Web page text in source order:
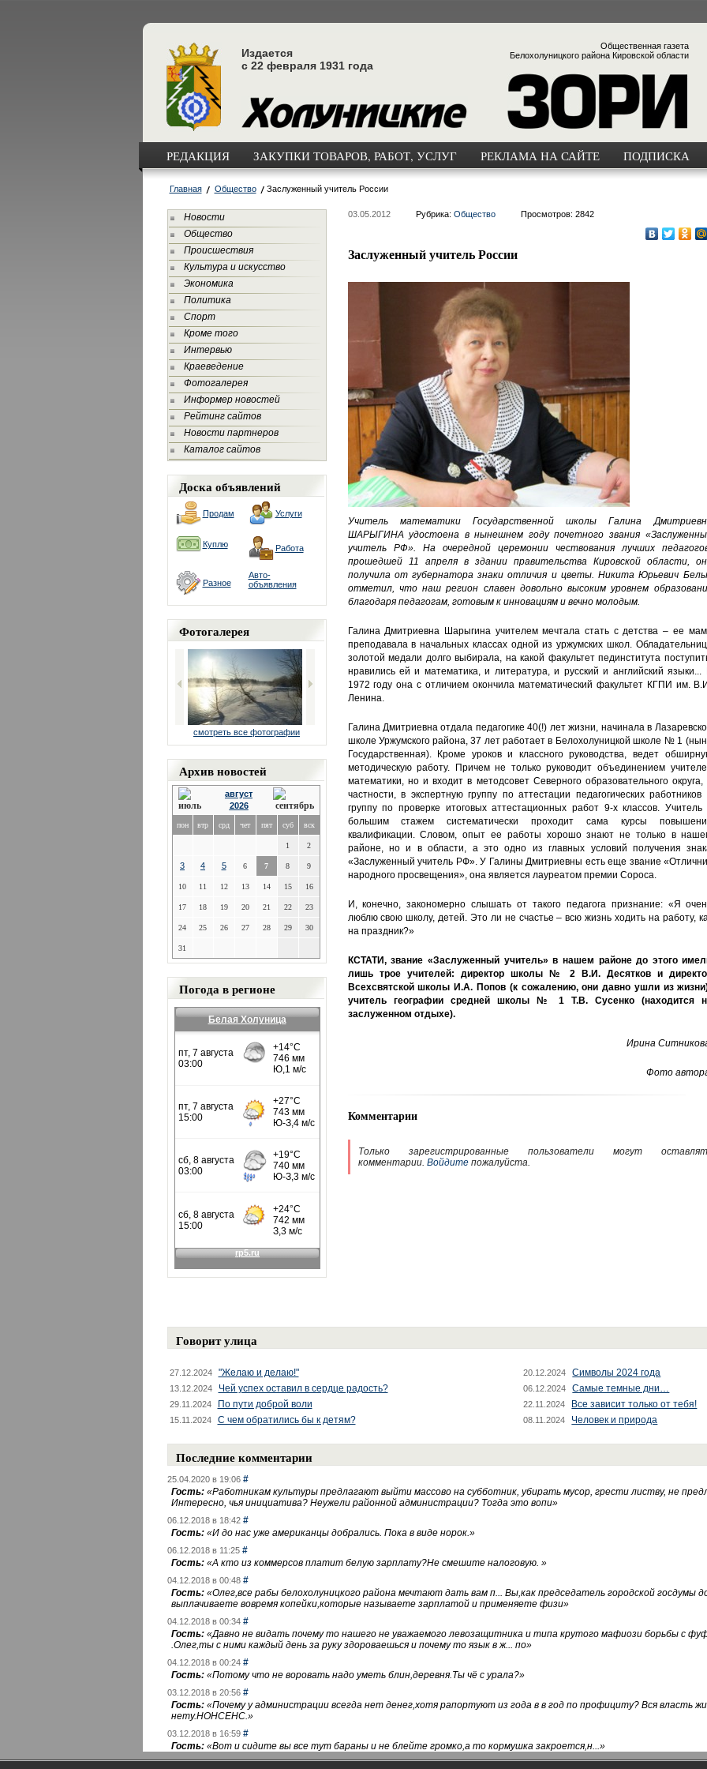
Издается
с 22 февраля 1931 года
Общественная газета
Белохолуницкого района Кировской области
РЕДАКЦИЯ ЗАКУПКИ ТОВАРОВ, РАБОТ, УСЛУГ РЕКЛАМА НА САЙТЕ ПОДПИСКА
Главная Общество Заслуженный учитель России
Новости
Общество
Происшествия
Культура и искусство
Экономика
Политика
Спорт
Кроме того
Интервью
Краеведение
Фотогалерея
Информер новостей
Рейтинг сайтов
Новости партнеров
Каталог сайтов
Доска объявлений
Продам Услуги
Куплю Работа
Разное
Авто-
объявления
Фотогалерея
смотреть все фотографии
Архив новостей
август
2026
пон втр срд чет пят суб вск
1 2
3 4 5 6 7 8 9
10 11 12 13 14 15 16
17 18 19 20 21 22 23
24 25 26 27 28 29 30
31
Погода в регионе
Белая Холуница
03.05.2012 Рубрика: Общество Просмотров: 2842
Заслуженный учитель России
Учитель математики Государственной школы Галина
ШАРЫГИНА удостоена в нынешнем году почетного звания
учитель РФ». На очередной церемонии чествования лучших
прошедшей 11 апреля в здании правительства Кировской области,
получила от губернатора знаки отличия и цветы. Никита Юрьевич
отметил, что наш регион славен довольно высоким уровнем
благодаря педагогам, готовым к инновациям и вечно молодым.
Галина Дмитриевна Шарыгина учителем мечтала стать с детства – ее
преподавала в начальных классах одной из уржумских школ.
золотой медали долго выбирала, на какой факультет пединститута
нравились ей и математика, и литература, и русский и английский языки...
1972 году она с отличием окончила математический факультет КГПИ им.
Ленина.
Галина Дмитриевна отдала педагогике 40(!) лет жизни, начинала в
школе Уржумского района, 37 лет работает в Белохолуницкой школе № 1
Государственная). Кроме уроков и классного руководства, ведет
методическую работу. Причем не только руководит объединением
математики, но и входит в методсовет Северного образовательного округа,
частности, в экспертную группу по аттестации педагогических работников
группу по проверке итоговых аттестационных работ 9-х классов. Учитель
большим стажем систематически проходит сама курсы
квалификации. Словом, опыт ее работы хорошо знают не только в
районе, но и в области, а это одно из главных условий получения
«Заслуженный учитель РФ». У Галины Дмитриевны есть еще звание
народного просвещения», она является лауреатом премии Сороса.
И, конечно, закономерно слышать от такого педагога признание: «Я
люблю свою школу, детей. Это ли не счастье – всю жизнь ходить на работу,
на праздник?»
КСТАТИ, звание «Заслуженный учитель» в нашем районе до этого
лишь трое учителей: директор школы № 2 В.И. Десятков и
Всехсвятской школы И.А. Попов (к сожалению, они давно ушли из
учитель географии средней школы № 1 Т.В. Сусенко (находится
заслуженном отдыхе).
Ирина
Фото
Комментарии
Только зарегистрированные пользователи могут
комментарии. Войдитепожалуйста.
Говорит улица
27.12.2024 "Желаю и делаю!" 20.12.2024 Символы 2024 года
13.12.2024 Чей успех оставил в сердце радость? 06.12.2024 Самые темные дни…
29.11.2024 По пути доброй воли 22.11.2024 Все зависит только от тебя!
15.11.2024 С чем обратились бы к детям? 08.11.2024 Человек и природа
Последние комментарии
25.04.2020 в 19:06 #
Гость: «Работникам культуры предлагают выйти массово на субботник, убирать мусор, грести листву, не
Интересно, чья инициатива? Неужели районной администрации? Тогда это вопи»
06.12.2018 в 18:42 #
Гость: «И до нас уже американцы добрались. Пока в виде норок.»
06.12.2018 в 11:25 #
Гость: «А кто из коммерсов платит белую зарплату?Не смешите налоговую. »
04.12.2018 в 00:48 #
Гость: «Олег,все рабы белохолуницкого района мечтают дать вам п... Вы,как председатель городской госдумы
выплачиваете вовремя копейки,которые называете зарплатой и применяете физи»
04.12.2018 в 00:34 #
Гость: «Давно не видать почему то нашего не уважаемого левозащитника и типа крутого мафиози борьбы с
.Олег,ты с ними каждый день за руку здороваешься и почему то язык в ж... по»
04.12.2018 в 00:24 #
Гость: «Потому что не воровать надо уметь блин,деревня.Ты чё с урала?»
03.12.2018 в 20:56 #
Гость: «Почему у администрации всегда нет денег,хотя рапортуют из года в в год по профициту? Вся власть
нету.НОНСЕНС.»
03.12.2018 в 16:59 #
Гость: «Вот и сидите вы все тут бараны и не блейте громко,а то кормушка закроется,н...»